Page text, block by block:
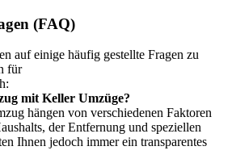
(FAQ)
auf einige häufig gestellte Fragen zu
für
mit Keller Umzüge?
hängen von verschiedenen Faktoren
der Entfernung und speziellen
Ihnen jedoch immer ein transparentes